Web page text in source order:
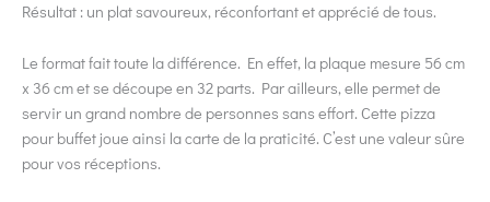
Résultat : un plat savoureux, réconfortant et apprécié de tous.
Le format fait toute la différence. En effet, la plaque mesure 56 cm
x 36 cm et se découpe en 32 parts. Par ailleurs, elle permet de
servir un grand nombre de personnes sans effort. Cette pizza
pour buffet joue ainsi la carte de la praticité. C’est une valeur sûre
pour vos réceptions.